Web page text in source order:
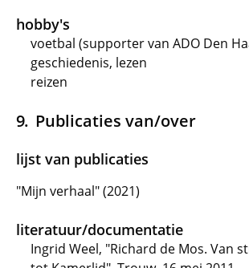
hobby's
voetbal (supporter van ADO Den
geschiedenis, lezen
reizen
Publicaties van/over
lijst van publicaties
"Mijn verhaal" (2021)
literatuur/documentatie
Ingrid Weel, "Richard de Mos. Van